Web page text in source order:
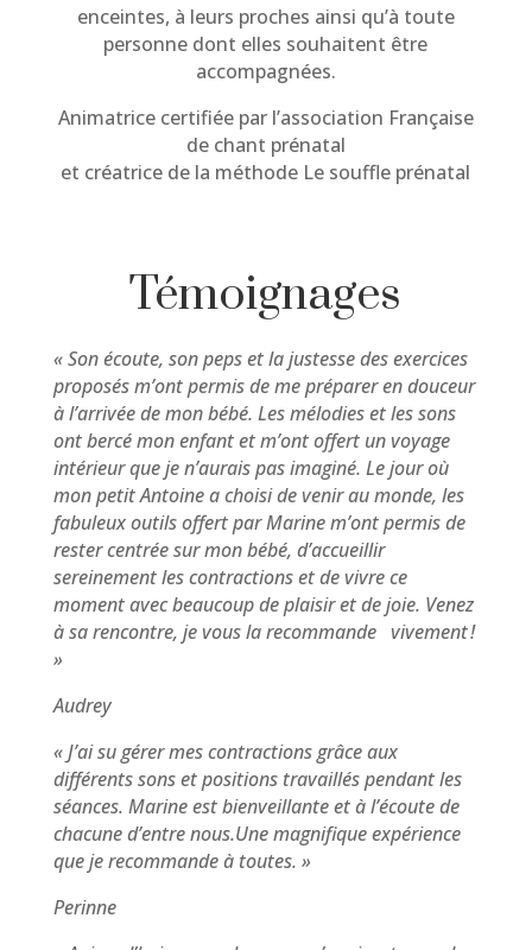
enceintes, à leurs proches ainsi qu’à toute
personne dont elles souhaitent être
accompagnées.
Animatrice certifiée par l’association Française
de chant prénatal
et créatrice de la méthode Le souffle prénatal
Témoignages
« Son écoute, son peps et la justesse des exercices
proposés m’ont permis de me préparer en douceur
à l’arrivée de mon bébé. Les mélodies et les sons
ont bercé mon enfant et m’ont offert un voyage
intérieur que je n’aurais pas imaginé. Le jour où
mon petit Antoine a choisi de venir au monde, les
fabuleux outils offert par Marine m’ont permis de
rester centrée sur mon bébé, d’accueillir
sereinement les contractions et de vivre ce
moment avec beaucoup de plaisir et de joie. Venez
à sa rencontre, je vous la recommande vivement !
»
Audrey
« J’ai su gérer mes contractions grâce aux
différents sons et positions travaillés pendant les
séances. Marine est bienveillante et à l’écoute de
chacune d’entre nous.Une magnifique expérience
que je recommande à toutes. »
Perinne